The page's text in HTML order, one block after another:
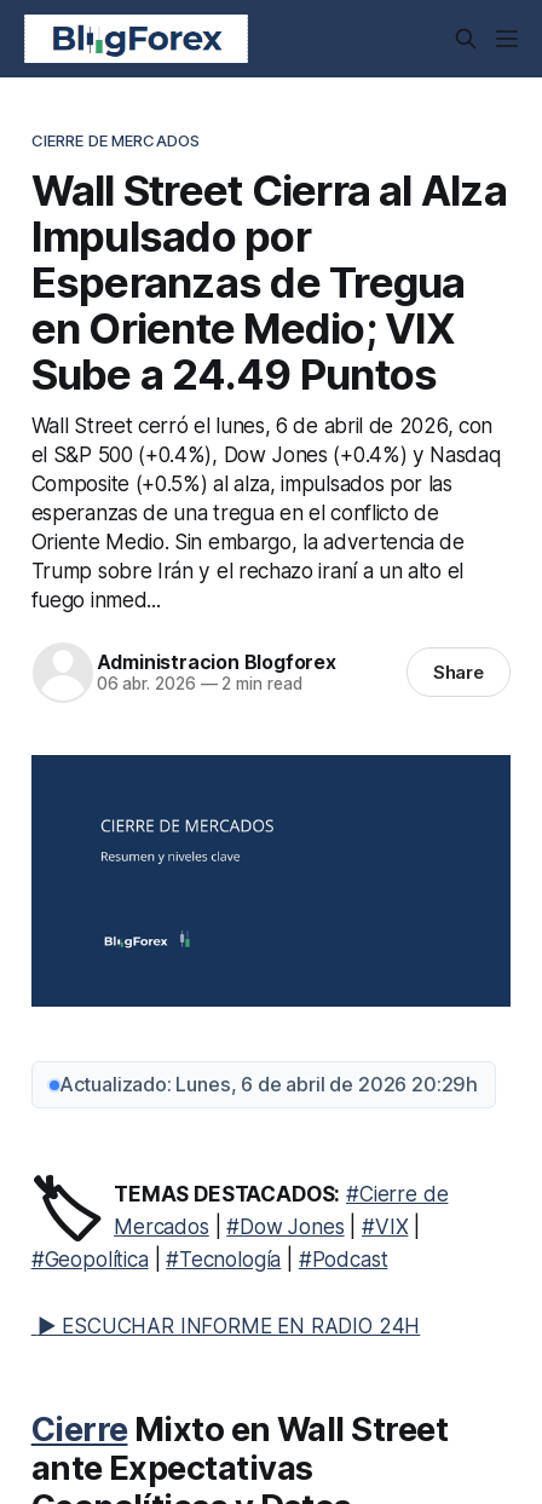
CIERRE DE MERCADOS
Wall Street Cierra al Alza
Impulsado por
Esperanzas de Tregua
en Oriente Medio; VIX
Sube a 24.49 Puntos
Wall Street cerró el lunes, 6 de abril de 2026, con
el S&P 500 (+0.4%), Dow Jones (+0.4%) y Nasdaq
Composite (+0.5%) al alza, impulsados por las
esperanzas de una tregua en el conflicto de
Oriente Medio. Sin embargo, la advertencia de
Trump sobre Irán y el rechazo iraní a un alto el
fuego inmed...
Administracion Blogforex
06 abr. 2026 —2 min read Share
Actualizado: Lunes, 6 de abril de 2026 20:29h
🏷️ TEMAS DESTACADOS: #Cierre de
Mercados |#Dow Jones |#VIX|
#Geopolítica|#Tecnología #Podcast
▶ ESCUCHAR INFORME EN RADIO 24H
CierreMixto en Wall Street
ante Expectativas